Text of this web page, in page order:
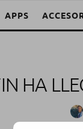
APPS
HA